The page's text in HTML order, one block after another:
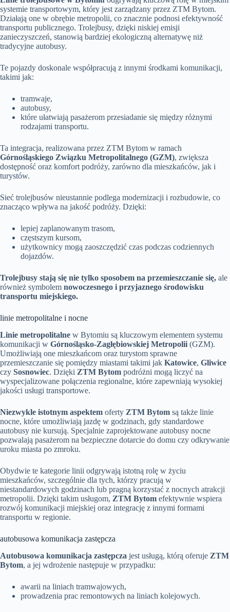
systemie transportowym, który jest zarządzany przez ZTM Bytom.
Działają one w obrębie metropolii, co znacznie podnosi efektywność
transportu publicznego. Trolejbusy, dzięki niskiej emisji
zanieczyszczeń, stanowią bardziej ekologiczną alternatywę niż
tradycyjne autobusy.
Te pojazdy doskonale współpracują z innymi środkami komunikacji,
takimi jak:
tramwaje,
autobusy,
które ułatwiają pasażerom przesiadanie się między różnymi
rodzajami transportu.
Ta integracja, realizowana przez ZTM Bytom w ramach
Górnośląskiego Związku Metropolitalnego (GZM), zwiększa
dostępność oraz komfort podróży, zarówno dla mieszkańców, jak i
turystów.
Sieć trolejbusów nieustannie podlega modernizacji i rozbudowie, co
znacząco wpływa na jakość podróży. Dzięki:
lepiej zaplanowanym trasom,
częstszym kursom,
użytkownicy mogą zaoszczędzić czas podczas codziennych
dojazdów.
Trolejbusy stają się nie tylko sposobem na przemieszczanie się, ale
również symbolem nowoczesnego i przyjaznego środowisku
transportu miejskiego.
linie metropolitalne i nocne
Linie metropolitalne w Bytomiu są kluczowym elementem systemu
komunikacji w Górnośląsko-Zagłębiowskiej Metropolii (GZM).
Umożliwiają one mieszkańcom oraz turystom sprawne
przemieszczanie się pomiędzy miastami takimi jak Katowice, Gliwice
czy Sosnowiec. Dzięki ZTM Bytom podróżni mogą liczyć na
wyspecjalizowane połączenia regionalne, które zapewniają wysokiej
jakości usługi transportowe.
Niezwykle istotnym aspektem oferty ZTM Bytom są także linie
nocne, które umożliwiają jazdę w godzinach, gdy standardowe
autobusy nie kursują. Specjalnie zaprojektowane autobusy nocne
pozwalają pasażerom na bezpieczne dotarcie do domu czy odkrywanie
uroku miasta po zmroku.
Obydwie te kategorie linii odgrywają istotną rolę w życiu
mieszkańców, szczególnie dla tych, którzy pracują w
niestandardowych godzinach lub pragną korzystać z nocnych atrakcji
metropolii. Dzięki takim usługom, ZTM Bytom efektywnie wspiera
rozwój komunikacji miejskiej oraz integrację z innymi formami
transportu w regionie.
autobusowa komunikacja zastępcza
Autobusowa komunikacja zastępcza jest usługą, którą oferuje ZTM
Bytom, a jej wdrożenie następuje w przypadku:
awarii na liniach tramwajowych,
prowadzenia prac remontowych na liniach kolejowych.